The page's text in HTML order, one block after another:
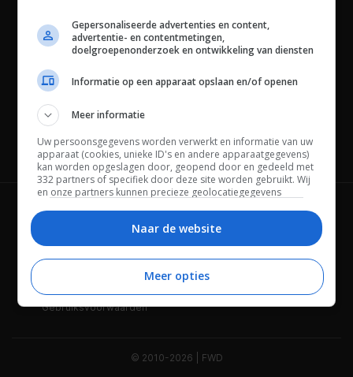
Channels
Wie is FWD Privacybeleid
Adverteren Contact
Gebruiksvoorwaarden
© 2010-2026 | FWD
Gepersonaliseerde advertenties en content,
advertentie- en contentmetingen,
doelgroepenonderzoek en ontwikkeling van diensten
Informatie op een apparaat opslaan en/of openen
Meer informatie
Uw persoonsgegevens worden verwerkt en informatie van uw
apparaat (cookies, unieke ID's en andere apparaatgegevens)
kan worden opgeslagen door, geopend door en gedeeld met
332 partners of specifiek door deze site worden gebruikt. Wij
en onze partners kunnen precieze geolocatiegegevens
Bepaalde leveranciers kunnen uw persoonsgegevens
beheren. Zoek onderaan deze pagina of in het sitemenu naar
een link om uw toestemming te beheren of in te trekken via de
privacy- en cookie-instellingen.
Naar de website
Meer opties